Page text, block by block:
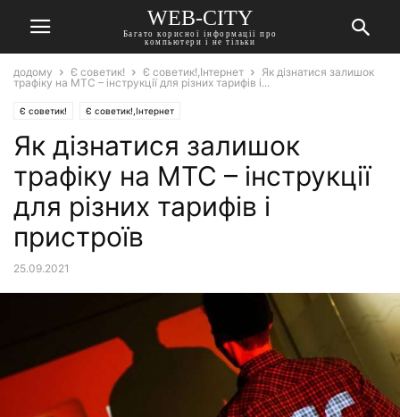
WEB-CITY
Багато корисної інформації про
компьютери і не тільки
додому Є советик! Є советик!,Інтернет
Як дізнатися залишок
трафіку на МТС – інструкції для різних тарифів і...
Є советик! Є советик!,Інтернет
Як дізнатися залишок
трафіку на МТС – інструкції
для різних тарифів і
пристроїв
25.09.2021